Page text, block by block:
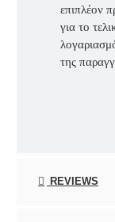
επιπλέον
για το
της
REVIEWS